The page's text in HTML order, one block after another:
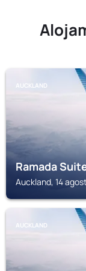
AUCKLAND
Ramada
Auckland, 14
AUCKLAND